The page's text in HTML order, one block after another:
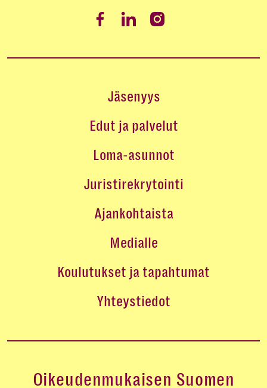
Jäsenyys
Edut ja palvelut
Loma-asunnot
Juristirekrytointi
Ajankohtaista
Medialle
Koulutukset ja tapahtumat
Yhteystiedot
Oikeudenmukaisen Suomen